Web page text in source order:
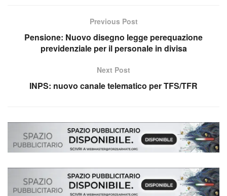
Previous Post
Pensione: Nuovo disegno legge perequazione
previdenziale per il personale in divisa
Next Post
INPS: nuovo canale telematico per TFS/TFR